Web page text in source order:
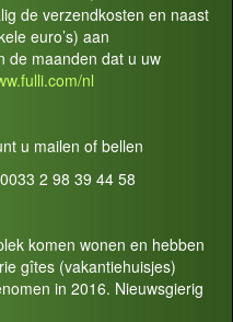
de verzendkosten en naast
euro’s) aan
de maanden dat u uw
nl
u mailen of bellen
2 98 39 44 58
komen wonen en hebben
gîtes (vakantiehuisjes)
in 2016. Nieuwsgierig